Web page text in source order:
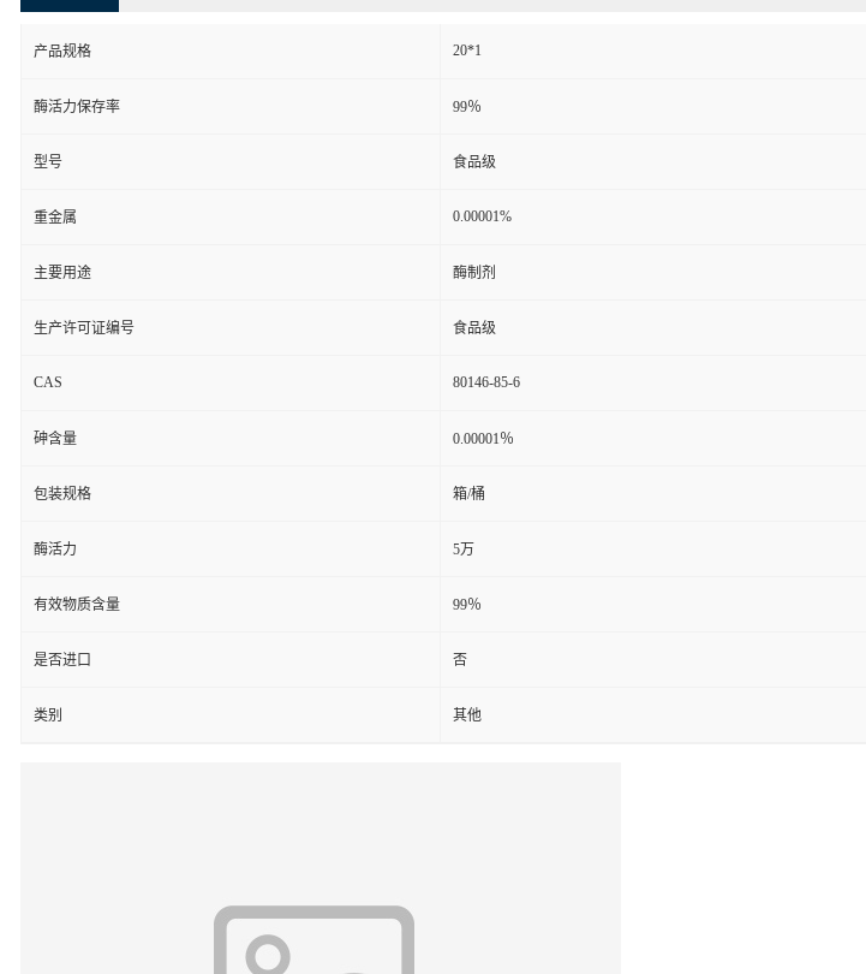
产品规格 20*1
酶活力保存率 99％
型号 食品级
重金属 0.00001%
主要用途 酶制剂
生产许可证编号 食品级
CAS 80146-85-6
砷含量 0.00001％
包装规格 箱/桶
酶活力 5万
有效物质含量 99％
是否进口 否
类别 其他